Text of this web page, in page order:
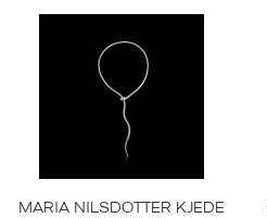
MARIA NILSDOTTER KJEDE